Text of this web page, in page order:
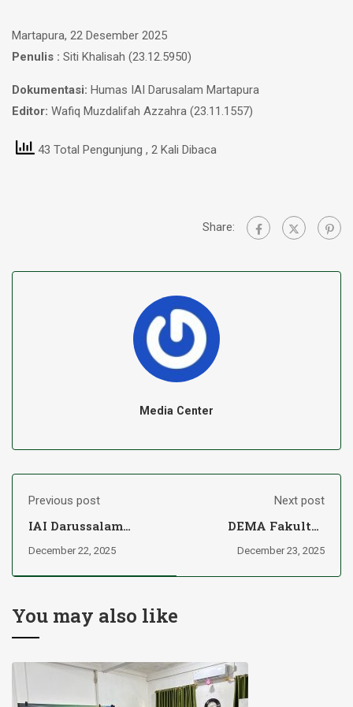
Martapura, 22 Desember 2025
Penulis : Siti Khalisah (23.12.5950)
Dokumentasi: Humas IAI Darusalam Martapura
Editor: Wafiq Muzdalifah Azzahra (23.11.1557)
43 Total Pengunjung , 2 Kali Dibaca
Share:
Media Center
Previous post
IAI Darussalam
CIMB Niaga Syariah
December 22, 2025
Next post
DEMA Fakultas
Darussalam Gelar
December 23, 2025
You may also like